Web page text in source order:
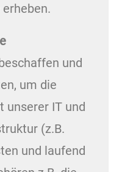
und
um die
unserer IT und
(z.B.
und laufend